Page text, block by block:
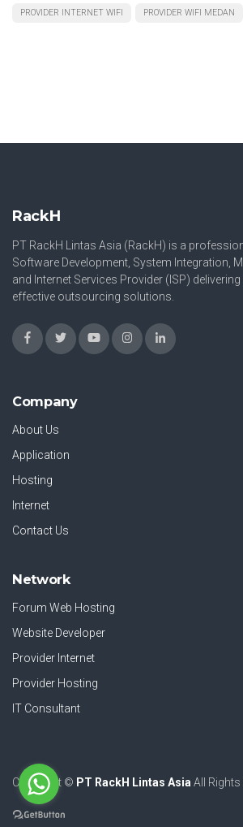
PROVIDER INTERNET WIFI PROVIDER WIFI MEDAN
RackH
PT RackH Lintas Asia (RackH) is a
Software Development, System Integration,
and Internet Services Provider (ISP)
effective outsourcing solutions.
Company
About Us
Application
Hosting
Internet
Contact Us
Network
Forum Web Hosting
Website Developer
Provider Internet
Provider Hosting
IT Consultant
Copyright © PT RackH Lintas Asia All Rights